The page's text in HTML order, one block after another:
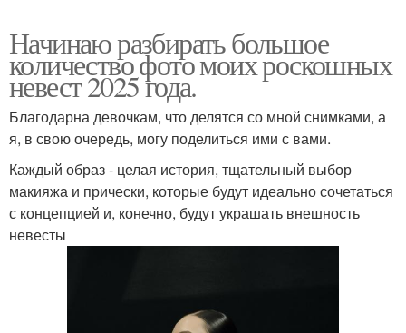
Начинаю разбирать большое
количество фото моих роскошных
невест 2025 года.
Благодарна девочкам, что делятся со мной снимками, а
я, в свою очередь, могу поделиться ими с вами.
Каждый образ - целая история, тщательный выбор
макияжа и прически, которые будут идеально сочетаться
с концепцией и, конечно, будут украшать внешность
невесты